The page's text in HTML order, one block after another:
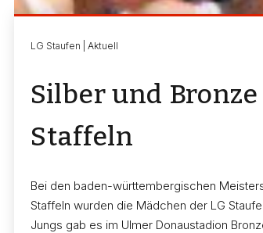
LG Staufen | Aktuell
Silber und
Staffeln
Bei den baden-württembergischen
Staffeln wurden die Mädchen der LG
Jungs gab es im Ulmer Donaustadion